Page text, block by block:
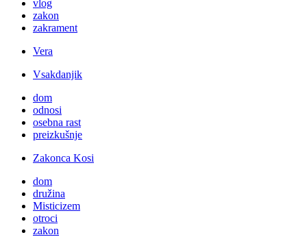
vlog
zakon
zakrament
Vera
Vsakdanjik
dom
odnosi
osebna rast
preizkušnje
Zakonca Kosi
dom
družina
Misticizem
otroci
zakon